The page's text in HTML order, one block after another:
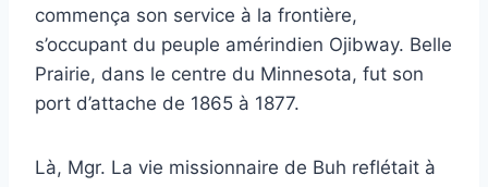
commença son service à la frontière,
s’occupant du peuple amérindien Ojibway. Belle
Prairie, dans le centre du Minnesota, fut son
port d’attache de 1865 à 1877.
Là, Mgr. La vie missionnaire de Buh reflétait à